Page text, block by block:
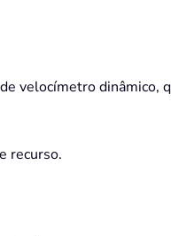
velocímetro dinâmico,
recurso.